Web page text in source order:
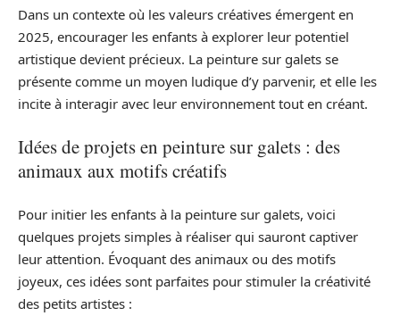
Dans un contexte où les valeurs créatives émergent en
2025, encourager les enfants à explorer leur potentiel
artistique devient précieux. La peinture sur galets se
présente comme un moyen ludique d’y parvenir, et elle les
incite à interagir avec leur environnement tout en créant.
Idées de projets en peinture sur galets : des
animaux aux motifs créatifs
Pour initier les enfants à la peinture sur galets, voici
quelques projets simples à réaliser qui sauront captiver
leur attention. Évoquant des animaux ou des motifs
joyeux, ces idées sont parfaites pour stimuler la créativité
des petits artistes :